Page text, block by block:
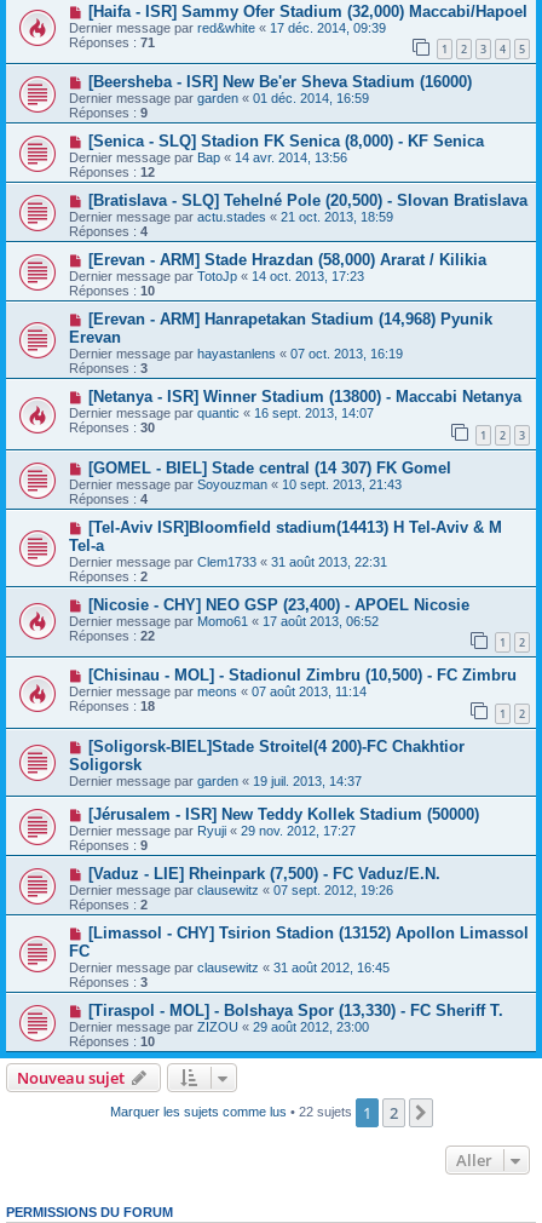
[Haifa - ISR] Sammy Ofer Stadium (32,000) Maccabi/Hapoel
Dernier message par red&white « 17 déc. 2014, 09:39
Réponses : 71 1 2 3 4 5
[Beersheba - ISR] New Be'er Sheva Stadium (16000)
Dernier message par garden « 01 déc. 2014, 16:59
Réponses : 9
[Senica - SLQ] Stadion FK Senica (8,000) - KF Senica
Dernier message par Bap « 14 avr. 2014, 13:56
Réponses : 12
[Bratislava - SLQ] Tehelné Pole (20,500) - Slovan Bratislava
Dernier message par actu.stades « 21 oct. 2013, 18:59
Réponses : 4
[Erevan - ARM] Stade Hrazdan (58,000) Ararat / Kilikia
Dernier message par TotoJp « 14 oct. 2013, 17:23
Réponses : 10
[Erevan - ARM] Hanrapetakan Stadium (14,968) Pyunik
Erevan
Dernier message par hayastanlens « 07 oct. 2013, 16:19
Réponses : 3
[Netanya - ISR] Winner Stadium (13800) - Maccabi Netanya
Dernier message par quantic « 16 sept. 2013, 14:07
Réponses : 30 1 2 3
[GOMEL - BIEL] Stade central (14 307) FK Gomel
Dernier message par Soyouzman « 10 sept. 2013, 21:43
Réponses : 4
[Tel-Aviv ISR]Bloomfield stadium(14413) H Tel-Aviv & M
Tel-a
Dernier message par Clem1733 « 31 août 2013, 22:31
Réponses : 2
[Nicosie - CHY] NEO GSP (23,400) - APOEL Nicosie
Dernier message par Momo61 « 17 août 2013, 06:52
Réponses : 22 1 2
[Chisinau - MOL] - Stadionul Zimbru (10,500) - FC Zimbru
Dernier message par meons « 07 août 2013, 11:14
Réponses : 18 1 2
[Soligorsk-BIEL]Stade Stroitel(4 200)-FC Chakhtior
Soligorsk
Dernier message par garden « 19 juil. 2013, 14:37
[Jérusalem - ISR] New Teddy Kollek Stadium (50000)
Dernier message par Ryuji « 29 nov. 2012, 17:27
Réponses : 9
[Vaduz - LIE] Rheinpark (7,500) - FC Vaduz/E.N.
Dernier message par clausewitz « 07 sept. 2012, 19:26
Réponses : 2
[Limassol - CHY] Tsirion Stadion (13152) Apollon Limassol
FC
Dernier message par clausewitz « 31 août 2012, 16:45
Réponses : 3
[Tiraspol - MOL] - Bolshaya Spor (13,330) - FC Sheriff T.
Dernier message par ZIZOU « 29 août 2012, 23:00
Réponses : 10
Nouveau sujet
Marquer les sujets comme lus • 22 sujets 1 2
Aller
PERMISSIONS DU FORUM